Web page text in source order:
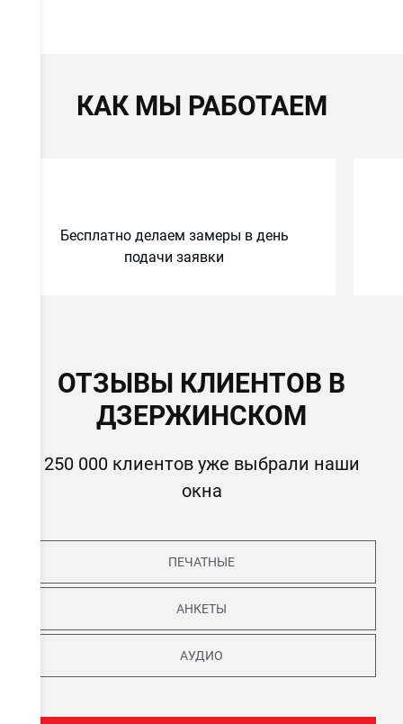
КАК МЫ РАБОТАЕМ
Бесплатно делаем замеры в день
подачи заявки
ОТЗЫВЫ КЛИЕНТОВ В
ДЗЕРЖИНСКОМ
250 000 клиентов уже выбрали наши
окна
ПЕЧАТНЫЕ
АНКЕТЫ
АУДИО